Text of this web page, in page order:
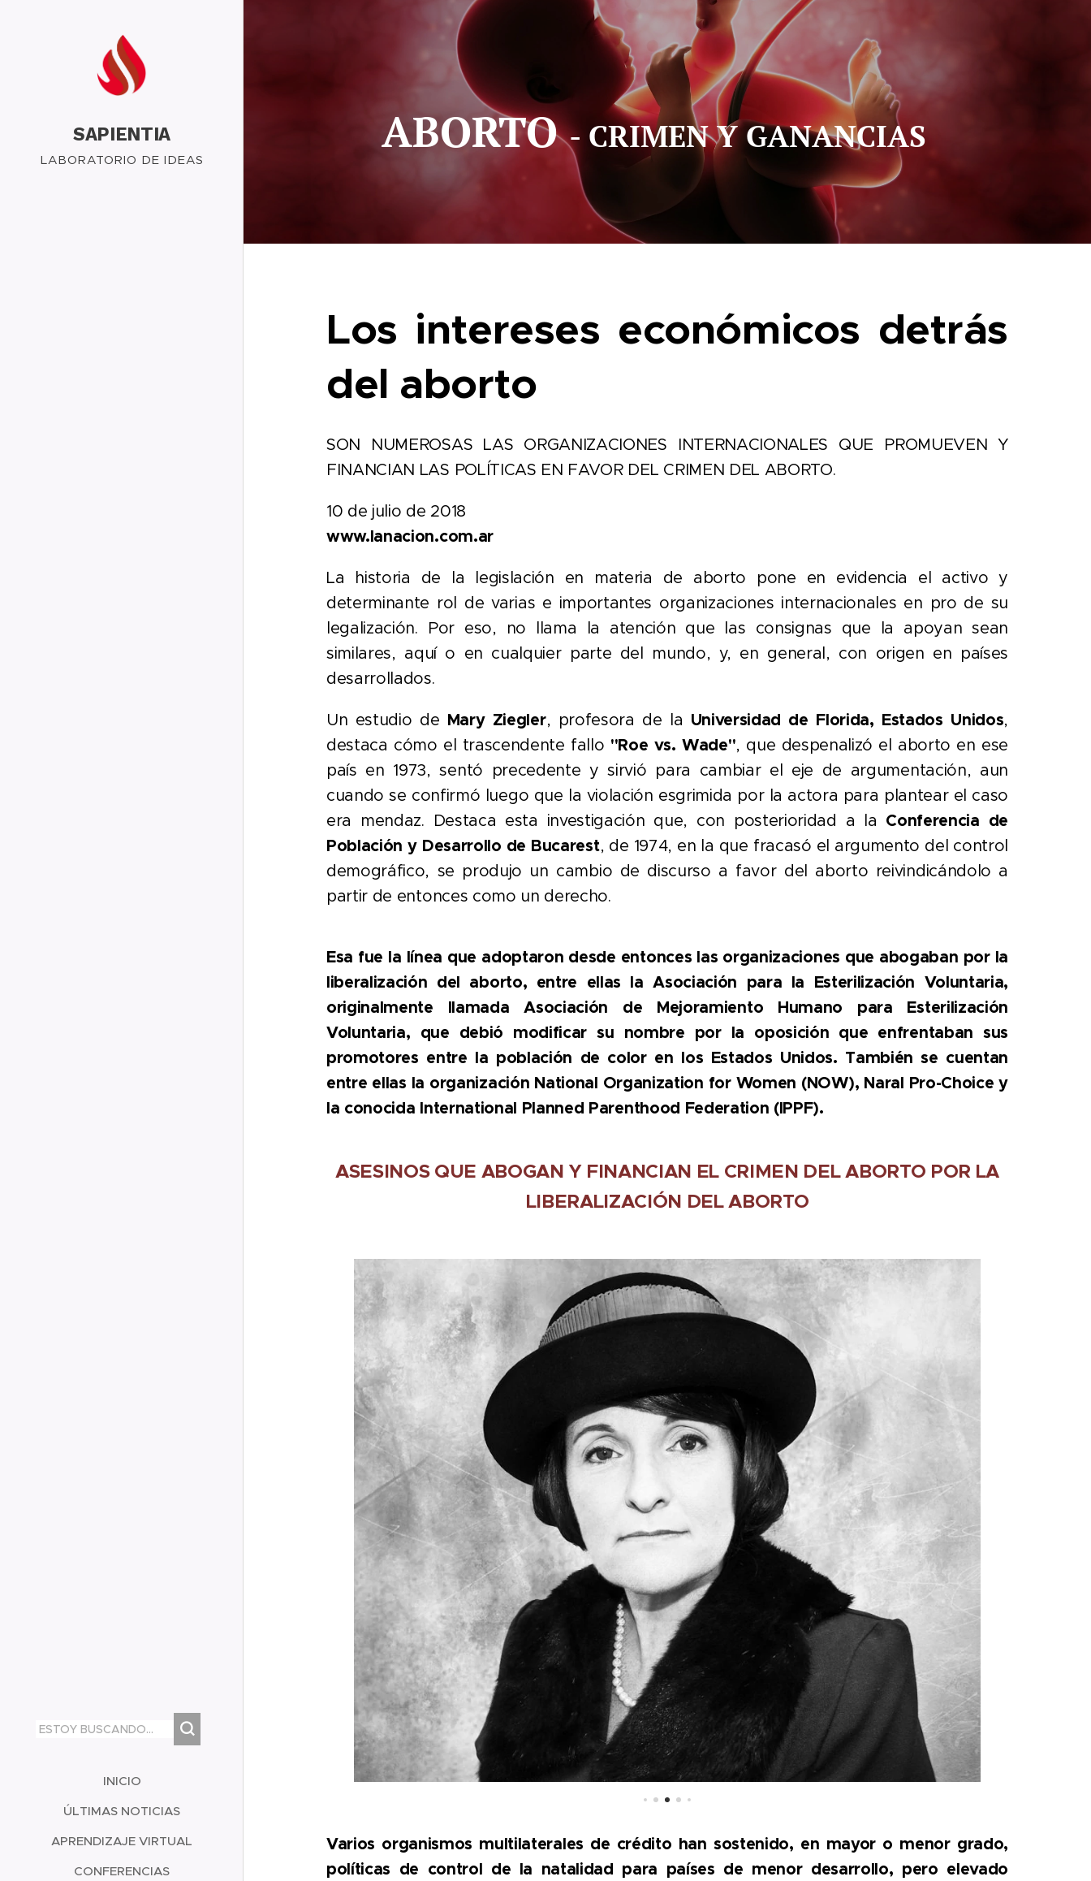
SAPIENTIA
LABORATORIO DE IDEAS
INICIO
ÚLTIMAS NOTICIAS
APRENDIZAJE VIRTUAL
CONFERENCIAS
ABORTO- CRIMEN Y GANANCIAS
Los intereses económicos detrás
del aborto
SON NUMEROSAS LAS ORGANIZACIONES INTERNACIONALES QUE PROMUEVEN Y
FINANCIAN LAS POLÍTICAS EN FAVOR DEL CRIMEN DEL ABORTO.
10 de julio de 2018
www.lanacion.com.ar
La historia de la legislación en materia de aborto pone en evidencia el activo y
determinante rol de varias e importantes organizaciones internacionales en pro de su
legalización. Por eso, no llama la atención que las consignas que la apoyan sean
similares, aquí o en cualquier parte del mundo, y, en general, con origen en países
desarrollados.
Un estudio de Mary Ziegler, profesora de la Universidad de Florida, Estados Unidos,
destaca cómo el trascendente fallo "Roe vs. Wade", que despenalizó el aborto en ese
país en 1973, sentó precedente y sirvió para cambiar el eje de argumentación, aun
cuando se confirmó luego que la violación esgrimida por la actora para plantear el caso
era mendaz. Destaca esta investigación que, con posterioridad a la Conferencia de
Población y Desarrollo de Bucarest, de 1974, en la que fracasó el argumento del control
demográfico, se produjo un cambio de discurso a favor del aborto reivindicándolo a
partir de entonces como un derecho.
Esa fue la línea que adoptaron desde entonces las organizaciones que abogaban por la
liberalización del aborto, entre ellas la Asociación para la Esterilización Voluntaria,
originalmente llamada Asociación de Mejoramiento Humano para Esterilización
Voluntaria, que debió modificar su nombre por la oposición que enfrentaban sus
promotores entre la población de color en los Estados Unidos. También se cuentan
entre ellas la organización National Organization for Women (NOW), Naral Pro-Choice y
la conocida International Planned Parenthood Federation (IPPF).
ASESINOS QUE ABOGAN Y FINANCIAN EL CRIMEN DEL ABORTO POR LA
LIBERALIZACIÓN DEL ABORTO
Varios organismos multilaterales de crédito han sostenido, en mayor o menor grado,
políticas de control de la natalidad para países de menor desarrollo, pero elevado